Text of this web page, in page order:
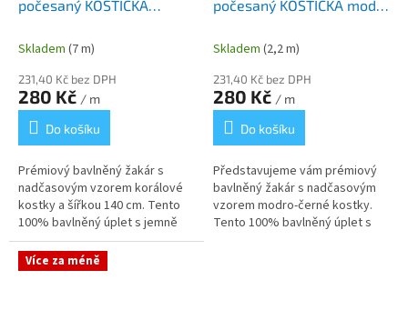
počesaný KOSTIČKA
Skladem (7 m)
231,40 Kč bez DPH
280 Kč / m
Do košíku
Prémiový bavlněný žakár s
nadčasovým vzorem korálové
kostky a šířkou 140 cm. Tento
100% bavlněný úplet s jemně
počesaným povrchem
kombinuje hřejivost s
přirozenou poddajností...
počesaný KOSTIČKA modrá
Skladem (2,2 m)
231,40 Kč bez DPH
280 Kč / m
Do košíku
Představujeme vám prémiový
bavlněný žakár s nadčasovým
vzorem modro-černé kostky.
Tento 100% bavlněný úplet s
Více za méně